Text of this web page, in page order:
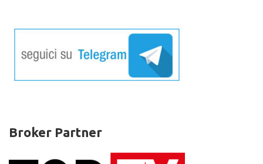
Broker Partner